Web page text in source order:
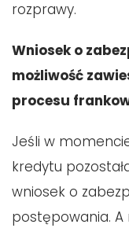
rozprawy.
Wniosek o
możliwość
procesu
Jeśli w
kredytu
wniosek o
postępowania.